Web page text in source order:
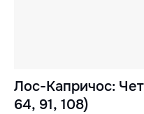
Лос-Капричос:
64, 91, 108)